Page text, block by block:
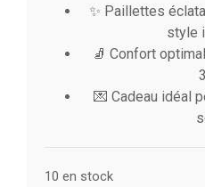
✨ Paillettes
style
🧦 Confort
💌 Cadeau idéal
10 en stock